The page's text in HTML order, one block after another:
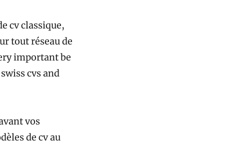
cv classique,
tout réseau de
important be
cvs and
vos
de cv au